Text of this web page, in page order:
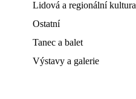
Lidová a regionální kultura
Ostatní
Tanec a balet
Výstavy a galerie